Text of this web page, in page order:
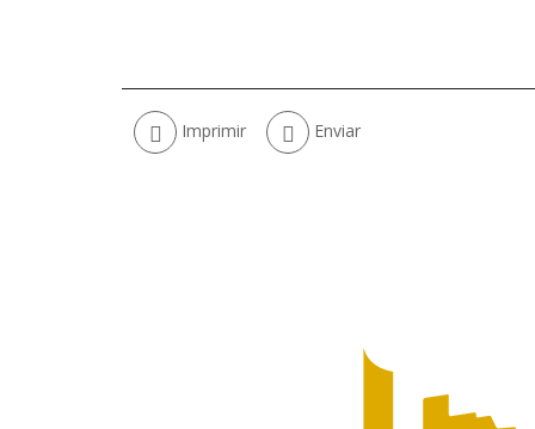
Acciones
de
Imprimir Enviar